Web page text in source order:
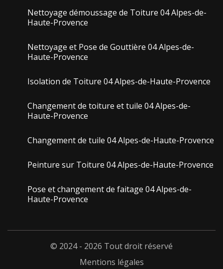
Nettoyage démoussage de Toiture 04 Alpes-de-
Haute-Provence
Nettoyage et Pose de Gouttière 04 Alpes-de-
Haute-Provence
Isolation de Toiture 04 Alpes-de-Haute-Provence
Changement de toiture et tuile 04 Alpes-de-
Haute-Provence
Changement de tuile 04 Alpes-de-Haute-Provence
Peinture sur Toiture 04 Alpes-de-Haute-Provence
Pose et changement de faitage 04 Alpes-de-
Haute-Provence
© 2024 - 2026 Tout droit réservé
Mentions légales